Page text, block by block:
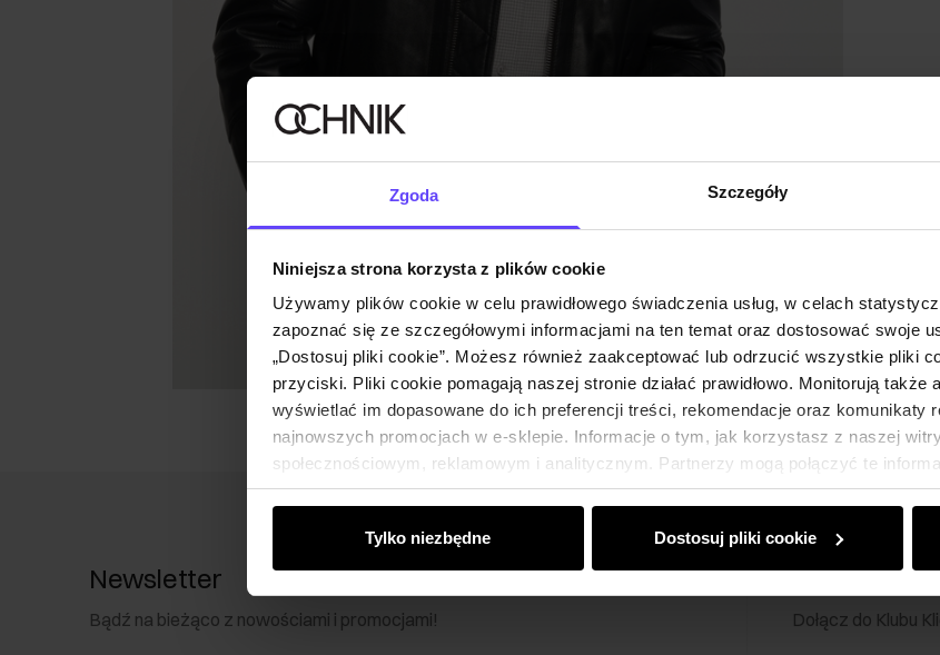
Zgoda Szczegóły
Niniejsza strona korzysta z plików cookie
Używamy plików cookie w celu prawidłowego świadczenia usług, w celach
zapoznać się ze szczegółowymi informacjami na ten temat oraz dostosować swoje
„Dostosuj pliki cookie”. Możesz również zaakceptować lub odrzucić wszystkie pliki
przyciski. Pliki cookie pomagają naszej stronie działać prawidłowo. Monitorują
wyświetlać im dopasowane do ich preferencji treści, rekomendacje oraz komunikaty
najnowszych promocjach w e-sklepie. Informacje o tym, jak korzystasz z naszej
społecznościowym, reklamowym i analitycznym. Partnerzy mogą połączyć te
od Ciebie lub uzyskanymi podczas korzystania z ich usług.
Tylko niezbędne Dostosuj pliki cookie
Newsletter
Bądź na bieżąco z nowościami i promocjami!
Klub
Dołącz do Klubu